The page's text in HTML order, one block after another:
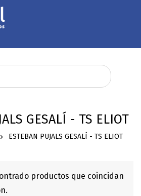
GESALÍ - TS ELIOT
ESTEBAN PUJALS GESALÍ - TS ELIOT
productos que coincidan